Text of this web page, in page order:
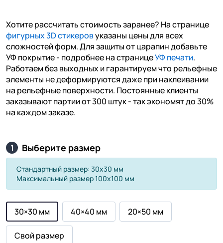
Хотите рассчитать стоимость заранее? На странице
фигурных 3D стикеровуказаны цены для всех
сложностей форм. Для защиты от царапин добавьте
УФ покрытие - подробнее на страницеУФ печати.
Работаем без выходных и гарантируем что рельефные
элементы не деформируются даже при наклеивании
на рельефные поверхности. Постоянные клиенты
заказывают партии от 300 штук - так экономят до 30%
на каждом заказе.
1 Выберите размер
Стандартный размер: 30х30 мм
Максимальный размер 100х100 мм
30×30 мм 40×40 мм 20×50 мм
Свой размер